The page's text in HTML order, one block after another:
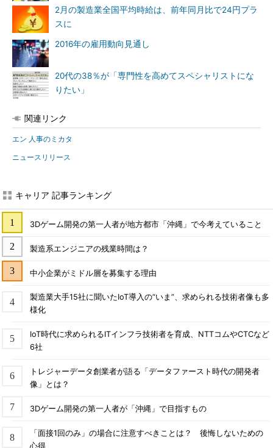
2月の製造業全国平均時給は、前年同月比で24円プラ
スに
2016年の雇用動向見通し
20代の38％が「専門性を高めてスペシャリストにな
りたい」
関連リンク
エン 人事のミカタ
ニュースリリース
キャリア 記事ランキング
3Dゲーム開発の第一人者が地方都市「沖縄」で今考えていること
製造系エンジニアの残業時間は？
中小企業がミドル層を募集する理由
製造業大手15社に聞いたIoT導入の“いま”、求められる技術者像も多
様化
IoT時代に求められるITインフラ技術者を育成、NTTコムやCTCなど
6社
トレジャーデータ創業者が語る「データファースト時代の開発者
像」とは？
3Dゲーム開発の第一人者が「沖縄」で目指すもの
「面接1回のみ」の場合に注意すべきことは？ 後悔しないための
心得